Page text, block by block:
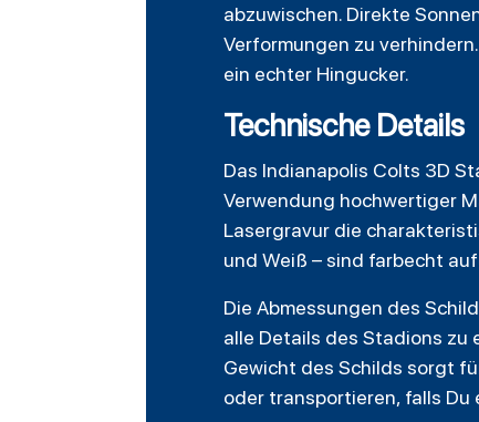
abzuwischen. Direkte
Verformungen zu
ein echter Hingucker.
Technische Details
Das Indianapolis Colts 3D
Verwendung hochwertiger
Lasergravur die
und Weiß – sind farbecht
Die Abmessungen des
alle Details des Stadions zu
Gewicht des Schilds sorgt
oder transportieren, falls Du